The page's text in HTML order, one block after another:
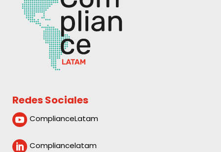
Redes Sociales
 ComplianceLatam
 Compliancelatam